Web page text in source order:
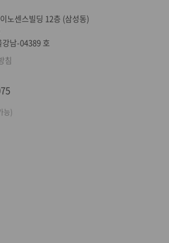
노센스빌딩 12층 (삼성동)
남-04389 호
침
능)